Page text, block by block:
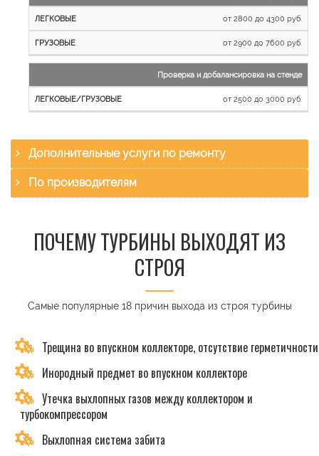
от 2800 до 4300 руб.
от 2900 до 7600 руб.
Проверка и добалансировка на стенде
от 2500 до 3000 руб.
Дополнительные услуги по ремонту
По производителям
ПОЧЕМУ ТУРБИНЫ ВЫХОДЯТ ИЗ
СТРОЯ
Самые популярные 18 причин выхода из строя турбины
Трещина во впускном коллекторе, отсутствие герметичности
Инородный предмет во впускном коллекторе
Утечка выхлопных газов между коллектором и
турбокомпрессором
Выхлопная система забита